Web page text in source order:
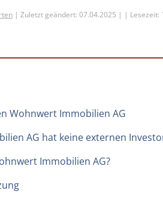
| Zuletzt geändert: 07.04.2025 | | Lesezeit:
Wohnwert Immobilien AG
AG hat keine externen
Immobilien AG?